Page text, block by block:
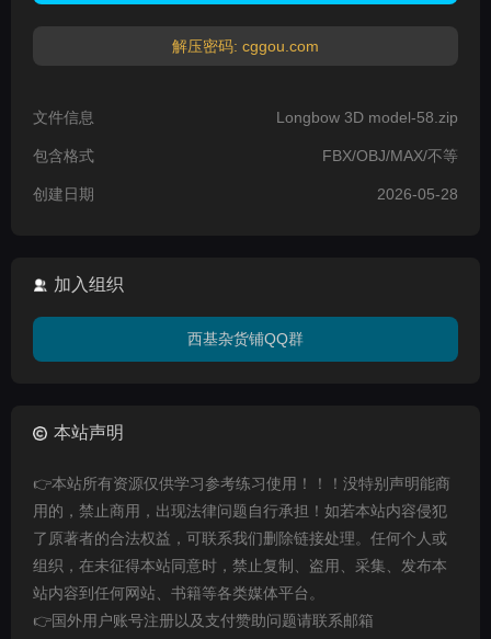
解压密码: cggou.com
文件信息 Longbow 3D model-58.zip
包含格式 FBX/OBJ/MAX/不等
创建日期 2026-05-28
加入组织
西基杂货铺QQ群
本站声明
👉本站所有资源仅供学习参考练习使用！！！没特别声明能商
用的，禁止商用，出现法律问题自行承担！如若本站内容侵犯
了原著者的合法权益，可联系我们删除链接处理。任何个人或
组织，在未征得本站同意时，禁止复制、盗用、采集、发布本
站内容到任何网站、书籍等各类媒体平台。
👉国外用户账号注册以及支付赞助问题请联系邮箱